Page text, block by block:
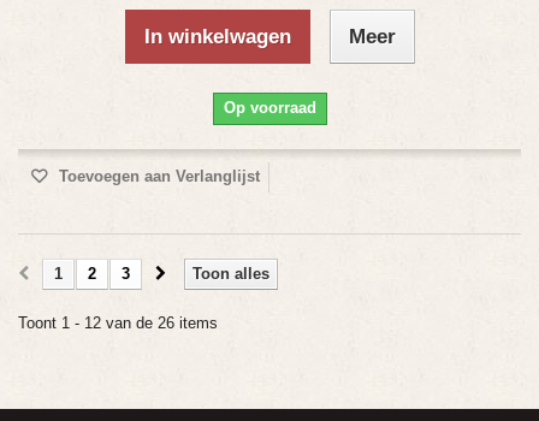
In winkelwagen Meer
Op voorraad
Toevoegen aan Verlanglijst
Toon alles
1 2 3
Toont 1 - 12 van de 26 items